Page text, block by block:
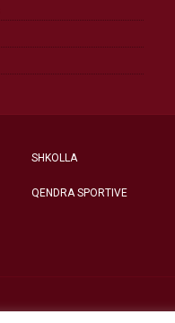
SHKOLLA
QENDRA SPORTIVE